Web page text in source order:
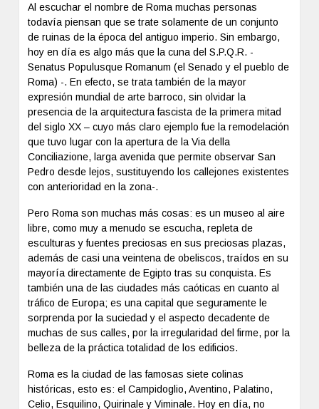
Al escuchar el nombre de Roma muchas personas
todavía piensan que se trate solamente de un conjunto
de ruinas de la época del antiguo imperio. Sin embargo,
hoy en día es algo más que la cuna del S.P.Q.R. -
Senatus Populusque Romanum (el Senado y el pueblo de
Roma) -. En efecto, se trata también de la mayor
expresión mundial de arte barroco, sin olvidar la
presencia de la arquitectura fascista de la primera mitad
del siglo XX – cuyo más claro ejemplo fue la remodelación
que tuvo lugar con la apertura de la Via della
Conciliazione, larga avenida que permite observar San
Pedro desde lejos, sustituyendo los callejones existentes
con anterioridad en la zona-.
Pero Roma son muchas más cosas: es un museo al aire
libre, como muy a menudo se escucha, repleta de
esculturas y fuentes preciosas en sus preciosas plazas,
además de casi una veintena de obeliscos, traídos en su
mayoría directamente de Egipto tras su conquista. Es
también una de las ciudades más caóticas en cuanto al
tráfico de Europa; es una capital que seguramente le
sorprenda por la suciedad y el aspecto decadente de
muchas de sus calles, por la irregularidad del firme, por la
belleza de la práctica totalidad de los edificios.
Roma es la ciudad de las famosas siete colinas
históricas, esto es: el Campidoglio, Aventino, Palatino,
Celio, Esquilino, Quirinale y Viminale. Hoy en día, no